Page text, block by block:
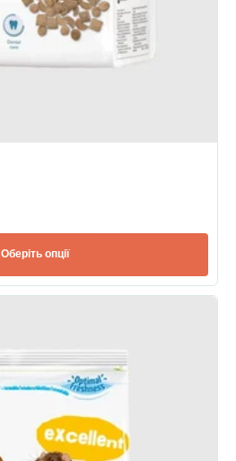
Оберіть опції